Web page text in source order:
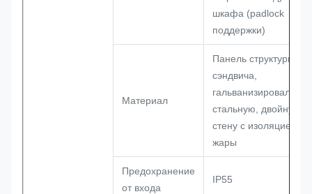
шкафа (padlock
поддержки)
Материал
Панель структуры
сэндвича,
гальванизировала
стальную, двойную
стену с изоляцией
жары
Предохранение
от входа
IP55